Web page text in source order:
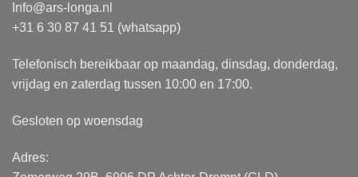
Info@ars-longa.nl
+31 6 30 87 41 51 (whatsapp)
Telefonisch bereikbaar op maandag, dinsdag, donderdag,
vrijdag en zaterdag tussen 10:00 en 17:00.
Gesloten op woensdag
Adres: